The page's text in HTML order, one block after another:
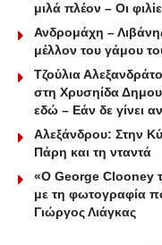
μιλά πλέον – Οι
Ανδρομάχη –
μέλλον του γάμου
Τζούλια
στη Χρυσηίδα
εδώ – Εάν δε γίνει
Αλεξάνδρου: Στην
Πάρη και τη νταντά
«Ο George Clooney
με τη φωτογραφία
Γιώργος Λιάγκας